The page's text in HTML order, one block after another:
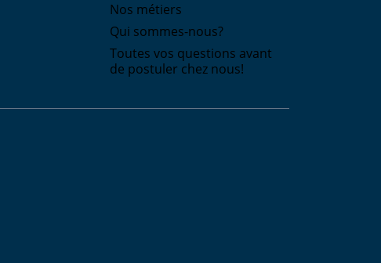
Nos métiers
Qui sommes-nous?
Toutes vos questions avant
de postuler chez nous!